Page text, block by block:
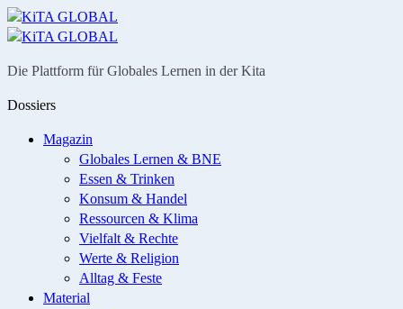
Menü
Suche
Die Plattform für Globales Lernen in der Kita
Dossiers
Magazin
Globales Lernen & BNE
Essen & Trinken
Konsum & Handel
Ressourcen & Klima
Vielfalt & Rechte
Werte & Religion
Alltag & Feste
Material